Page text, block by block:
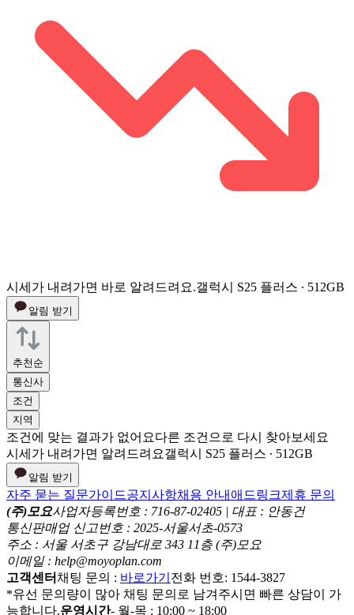
시세가 내려가면 바로 알려드려요.갤럭시 S25 플러스 ∙ 512GB
알림 받기
추천순
통신사
조건
지역
조건에 맞는 결과가 없어요다른 조건으로 다시 찾아보세요
시세가 내려가면 알려드려요갤럭시 S25 플러스 ∙ 512GB
알림 받기
자주 묻는 질문가이드공지사항채용 안내 애드링크제휴 문의
(주)모요사업자등록번호 : 716-87-02405 | 대표 : 안동건
통신판매업 신고번호 : 2025-서울서초-0573
주소 : 서울 서초구 강남대로 343 11층 (주)모요
이메일 : help@moyoplan.com
고객센터 채팅 문의 : 바로가기 전화 번호: 1544-3827
*유선 문의량이 많아 채팅 문의로 남겨주시면 빠른 상담이 가
능합니다.운영시간- 월-목 : 10:00 ~ 18:00